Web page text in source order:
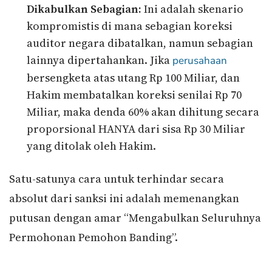
Dikabulkan Sebagian: Ini adalah skenario
kompromistis di mana sebagian koreksi
auditor negara dibatalkan, namun sebagian
lainnya dipertahankan. Jika perusahaan
bersengketa atas utang Rp 100 Miliar, dan
Hakim membatalkan koreksi senilai Rp 70
Miliar, maka denda 60% akan dihitung secara
proporsional HANYA dari sisa Rp 30 Miliar
yang ditolak oleh Hakim.
Satu-satunya cara untuk terhindar secara
absolut dari sanksi ini adalah memenangkan
putusan dengan amar “Mengabulkan Seluruhnya
Permohonan Pemohon Banding”.